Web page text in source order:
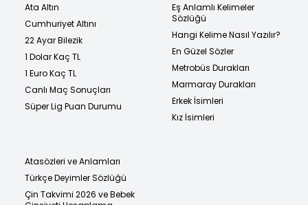
Ata Altın
Cumhuriyet Altını
22 Ayar Bilezik
1 Dolar Kaç TL
1 Euro Kaç TL
Canlı Maç Sonuçları
Süper Lig Puan Durumu
Eş Anlamlı Kelimeler
Sözlüğü
Hangi Kelime Nasıl Yazılır?
En Güzel Sözler
Metrobüs Durakları
Marmaray Durakları
Erkek İsimleri
Kız İsimleri
Atasözleri ve Anlamları
Türkçe Deyimler Sözlüğü
Çin Takvimi 2026 ve Bebek